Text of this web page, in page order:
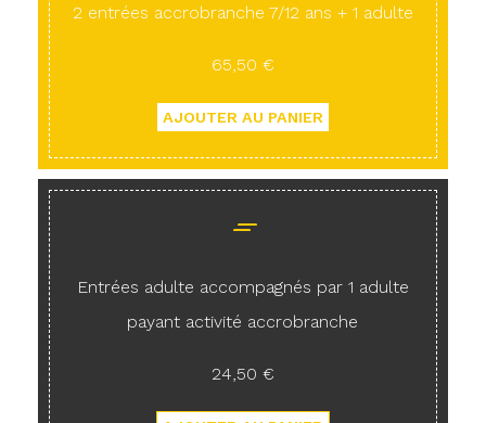
2 entrées accrobranche 7/12 ans + 1 adulte
65,50 €
Entrées adulte accompagnés par 1 adulte
payant activité accrobranche
24,50 €